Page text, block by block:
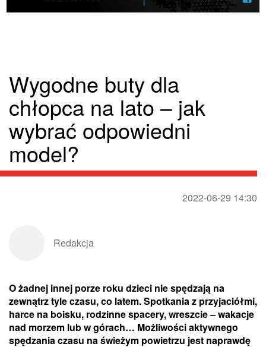
Wygodne buty dla
chłopca na lato – jak
wybrać odpowiedni
model?
2022-06-29 14:30
Redakcja
O żadnej innej porze roku dzieci nie spędzają na
zewnątrz tyle czasu, co latem. Spotkania z przyjaciółmi,
harce na boisku, rodzinne spacery, wreszcie – wakacje
nad morzem lub w górach… Możliwości aktywnego
spędzania czasu na świeżym powietrzu jest naprawdę